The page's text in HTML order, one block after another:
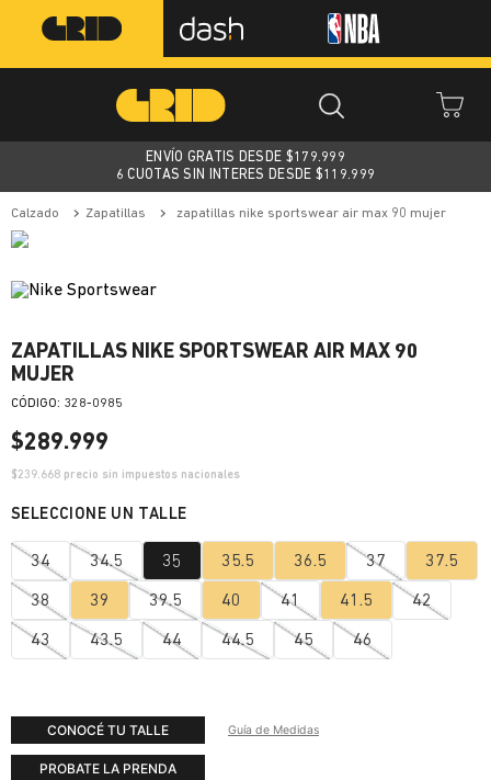
ENVÍO GRATIS DESDE $179.999
6 CUOTAS SIN INTERES DESDE $119.999
calzado zapatillas zapatillas nike sportswear air max 90 mujer
ZAPATILLAS NIKE SPORTSWEAR AIR MAX 90
MUJER
: 328-0985
$289.999
$239.668 precio sin impuestos nacionales
34 34.5 35 35.5 36.5 37 37.5
38 39 39.5 40 41 41.5 42
43 43.5 44 44.5 45 46
CONOCÉ TU TALLE Guía de Medidas
PROBATE LA PRENDA